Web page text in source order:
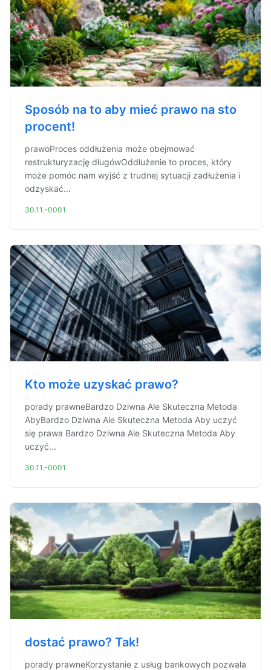
Sposób na to aby mieć prawo na sto
procent!
prawoProces oddłużenia może obejmować
restrukturyzację długówOddłużenie to proces, który
może pomóc nam wyjść z trudnej sytuacji zadłużenia i
odzyskać...
30.11.-0001
Kto może uzyskać prawo?
porady prawneBardzo Dziwna Ale Skuteczna Metoda
AbyBardzo Dziwna Ale Skuteczna Metoda Aby uczyć
się prawa Bardzo Dziwna Ale Skuteczna Metoda Aby
uczyć...
30.11.-0001
dostać prawo? Tak!
porady prawneKorzystanie z usług bankowych pozwala